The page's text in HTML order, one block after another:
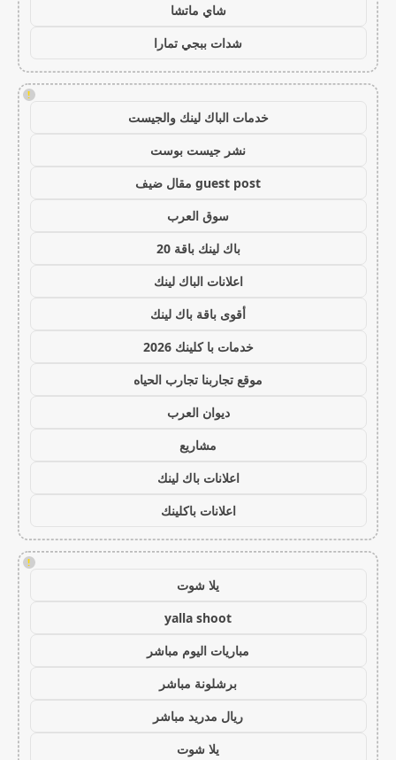
شاي ماتشا
شدات ببجي تمارا
!
خدمات الباك لينك والجيست
نشر جيست بوست
guest post مقال ضيف
سوق العرب
باك لينك باقة 20
اعلانات الباك لينك
أقوى باقة باك لينك
خدمات با كلينك 2026
موقع تجاربنا تجارب الحياه
ديوان العرب
مشاريع
اعلانات باك لينك
اعلانات باكلينك
!
يلا شوت
yalla shoot
مباريات اليوم مباشر
برشلونة مباشر
ريال مدريد مباشر
يلا شوت